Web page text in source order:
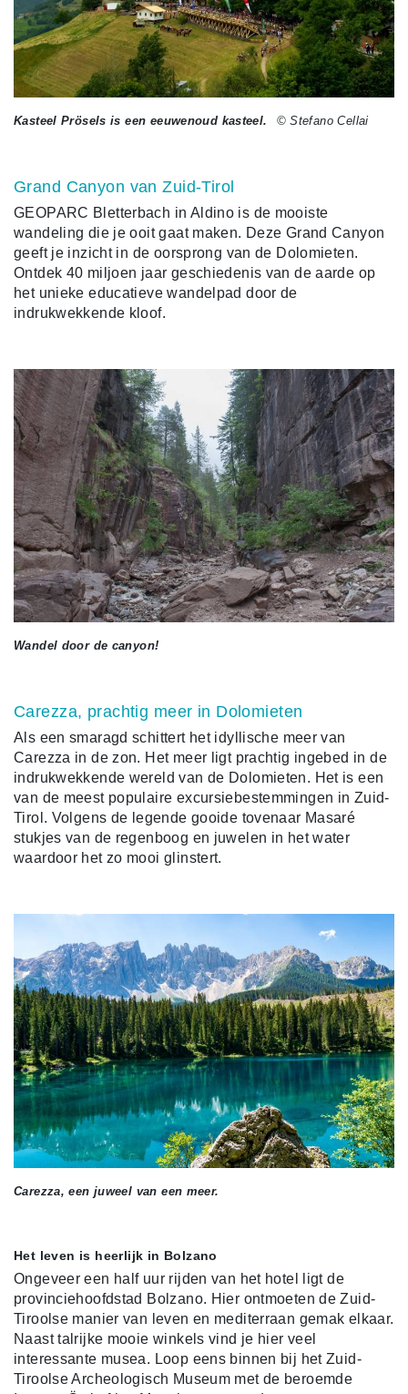
Kasteel Prösels is een eeuwenoud kasteel. © Stefano Cellai
Grand Canyon van Zuid-Tirol
GEOPARC Bletterbach in Aldino is de mooiste
wandeling die je ooit gaat maken. Deze Grand Canyon
geeft je inzicht in de oorsprong van de Dolomieten.
Ontdek 40 miljoen jaar geschiedenis van de aarde op
het unieke educatieve wandelpad door de
indrukwekkende kloof.
Wandel door de canyon!
Carezza, prachtig meer in Dolomieten
Als een smaragd schittert het idyllische meer van
Carezza in de zon. Het meer ligt prachtig ingebed in de
indrukwekkende wereld van de Dolomieten. Het is een
van de meest populaire excursiebestemmingen in Zuid-
Tirol. Volgens de legende gooide tovenaar Masaré
stukjes van de regenboog en juwelen in het water
waardoor het zo mooi glinstert.
Carezza, een juweel van een meer.
Het leven is heerlijk in Bolzano
Ongeveer een half uur rijden van het hotel ligt de
provinciehoofdstad Bolzano. Hier ontmoeten de Zuid-
Tiroolse manier van leven en mediterraan gemak elkaar.
Naast talrijke mooie winkels vind je hier veel
interessante musea. Loop eens binnen bij het Zuid-
Tiroolse Archeologisch Museum met de beroemde